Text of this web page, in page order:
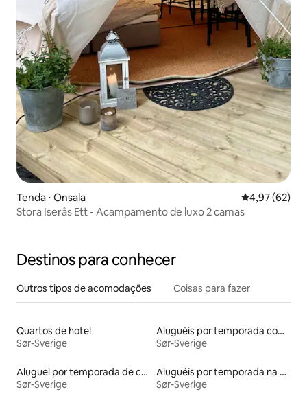
Tenda ⋅ Onsala 4,97 de uma
4,97 (62)
Stora Iserås Ett - Acampamento de luxo 2 camas
Destinos para conhecer
Outros tipos de acomodações Coisas para fazer
Quartos de hotel
Sør-Sverige
Aluguéis por temporada com cama de altura acessível
Sør-Sverige
Aluguel por temporada de casas de veraneio
Sør-Sverige
Aluguéis por temporada na orla
Sør-Sverige